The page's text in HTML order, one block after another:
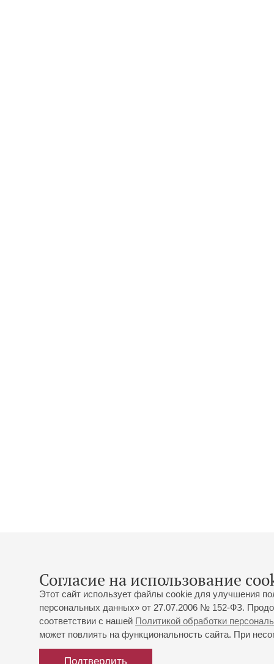
Согласие на использование
Этот сайт использует файлы cookie для улучшения
персональных данных» от 27.07.2006 № 152-ФЗ.
соответствии с нашей Политикой обработки
может повлиять на функциональность сайта. При
Подтвердить